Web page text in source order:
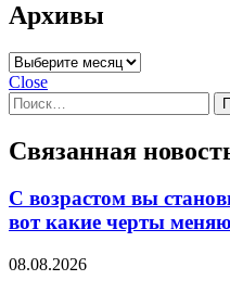
Архивы
Архивы
Close
Найти:
Связанная
С возрастом вы
вот какие черты
08.08.2026